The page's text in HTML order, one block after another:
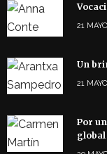
21
Un
21
Por
global